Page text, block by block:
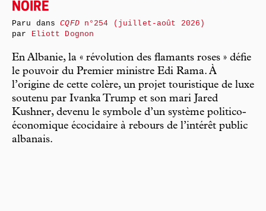
NOIRE
Paru dansCQFDn°254 (juillet-août 2026)
par Eliott Dognon
En Albanie, la « révolution des flamants roses » défie
le pouvoir du Premier ministre Edi Rama. À
l’origine de cette colère, un projet touristique de luxe
soutenu par Ivanka Trump et son mari Jared
Kushner, devenu le symbole d’un système politico-
économique écocidaire à rebours de l’intérêt public
albanais.